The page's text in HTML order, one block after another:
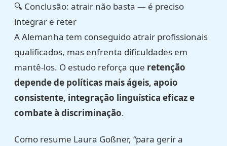
🔍 Conclusão: atrair não basta — é preciso
integrar e reter
A Alemanha tem conseguido atrair profissionais
qualificados, mas enfrenta dificuldades em
mantê-los. O estudo reforça que retenção
depende de políticas mais ágeis, apoio
consistente, integração linguística eficaz e
combate à discriminação.
Como resume Laura Goßner, “para gerir a